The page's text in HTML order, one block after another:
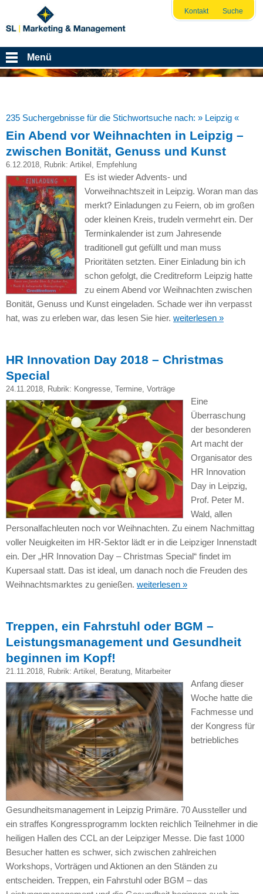
Kontakt Suche
Menü
235 Suchergebnisse für die Stichwortsuche nach: » Leipzig «
Ein Abend vor Weihnachten in Leipzig –
zwischen Bonität, Genuss und Kunst
6.12.2018, Rubrik: Artikel , Empfehlung
Es ist wieder Advents- und
Vorweihnachtszeit in Leipzig. Woran man das
merkt? Einladungen zu Feiern, ob im großen
oder kleinen Kreis, trudeln vermehrt ein. Der
Terminkalender ist zum Jahresende
traditionell gut gefüllt und man muss
Prioritäten setzten. Einer Einladung bin ich
schon gefolgt, die Creditreform Leipzig hatte
zu einem Abend vor Weihnachten zwischen
Bonität, Genuss und Kunst eingeladen. Schade wer ihn verpasst
hat, was zu erleben war, das lesen Sie hier. weiterlesen »
HR Innovation Day 2018 – Christmas
Special
24.11.2018, Rubrik: Kongresse, Termine, Vorträge
Eine
Überraschung
der besonderen
Art macht der
Organisator des
HR Innovation
Day in Leipzig,
Prof. Peter M.
Wald, allen
Personalfachleuten noch vor Weihnachten. Zu einem Nachmittag
voller Neuigkeiten im HR-Sektor lädt er in die Leipziger Innenstadt
ein. Der „HR Innovation Day – Christmas Special“ findet im
Kupersaal statt. Das ist ideal, um danach noch die Freuden des
Weihnachtsmarktes zu genießen. weiterlesen »
Treppen, ein Fahrstuhl oder BGM –
Leistungsmanagement und Gesundheit
beginnen im Kopf!
21.11.2018, Rubrik: Artikel Beratung, Mitarbeiter
Anfang dieser
Woche hatte die
Fachmesse und
der Kongress für
betriebliches
Gesundheitsmanagement in Leipzig Primäre. 70 Aussteller und
ein straffes Kongressprogramm lockten reichlich Teilnehmer in die
heiligen Hallen des CCL an der Leipziger Messe. Die fast 1000
Besucher hatten es schwer, sich zwischen zahlreichen
Workshops, Vorträgen und Aktionen an den Ständen zu
entscheiden. Treppen, ein Fahrstuhl oder BGM – das